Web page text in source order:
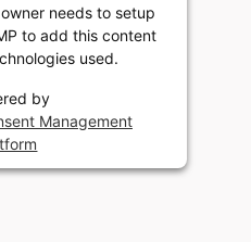
needs to setup
to add this content
used.
by
Management